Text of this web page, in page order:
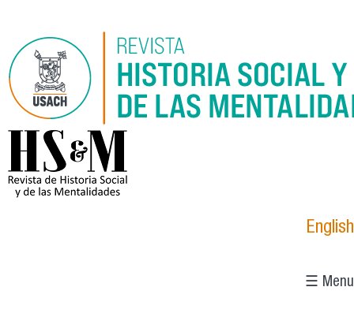
logo_hsm_2021.png
English
☰ Menu